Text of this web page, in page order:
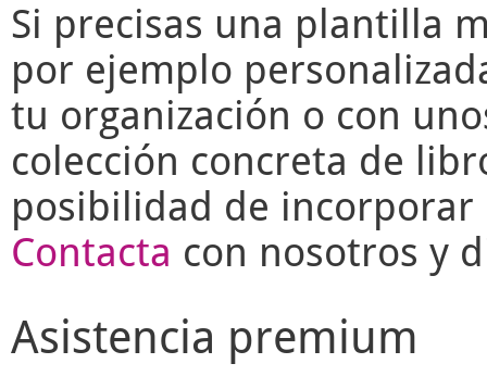
Si precisas una plantilla
por ejemplo
tu organización o con
colección concreta de
posibilidad de
Contacta con nosotros y
Asistencia premium